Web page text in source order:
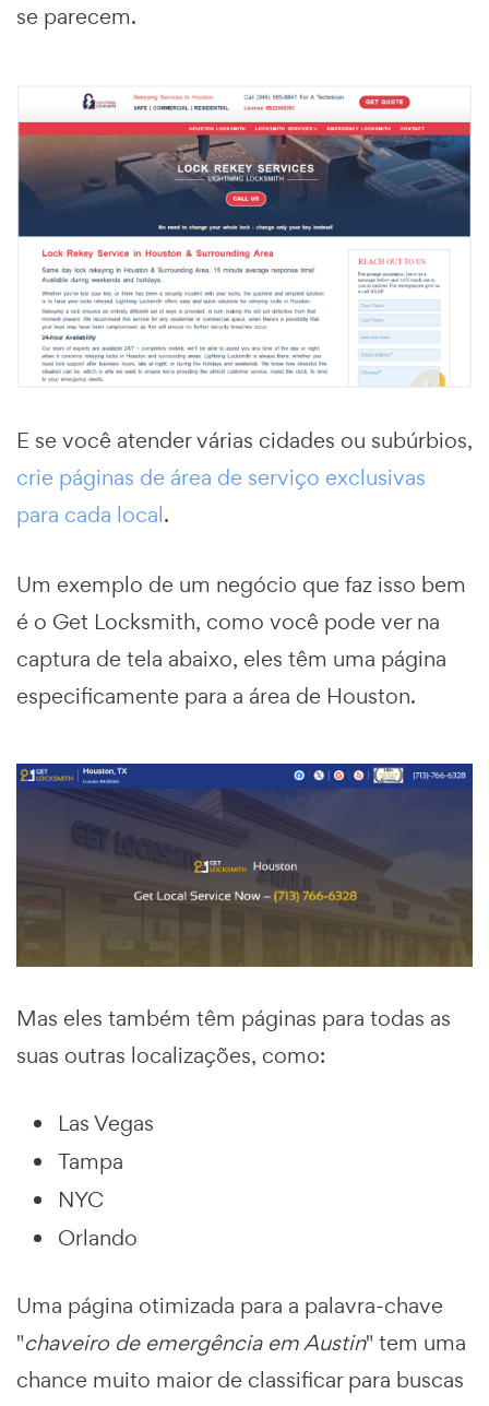
se parecem.
E se você atender várias cidades ou subúrbios,
crie páginas de área de serviço exclusivas
para cada local.
Um exemplo de um negócio que faz isso bem
é o Get Locksmith, como você pode ver na
captura de tela abaixo, eles têm uma página
especificamente para a área de Houston.
Mas eles também têm páginas para todas as
suas outras localizações, como:
Las Vegas
Tampa
NYC
Orlando
Uma página otimizada para a palavra-chave
"chaveiro de emergência em Austin" tem uma
chance muito maior de classificar para buscas